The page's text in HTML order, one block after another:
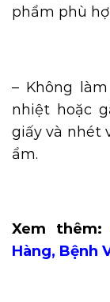
phẩm phù
– Không
nhiệt hoặc
giấy và nhét
ẩm.
Xem thêm:
Hàng, Bệnh